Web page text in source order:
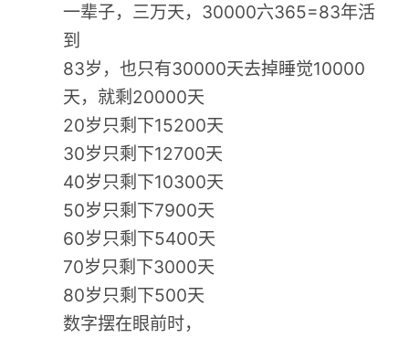
一辈子，三万天，30000六365=83年活
到
83岁，也只有30000天去掉睡觉10000
天，就剩20000天
20岁只剩下15200天
30岁只剩下12700天
40岁只剩下10300天
50岁只剩下7900天
60岁只剩下5400天
70岁只剩下3000天
80岁只剩下500天
数字摆在眼前时，